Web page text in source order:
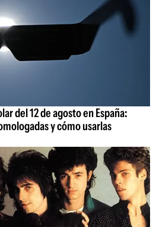
del 12 de agosto en España:
y cómo usarlas